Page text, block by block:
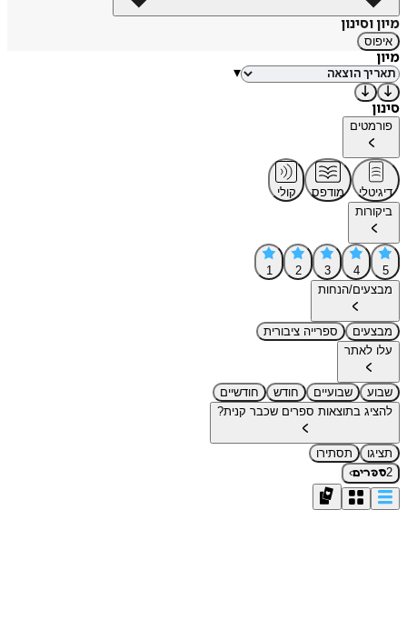
מיון וסינון
איפוס
מיון
▾
סינון
פורמטים
דיגיטלי מודפס
קולי
ביקורות
5
4
3
2
1
מבצעים/הנחות
מבצעים
ספרייה ציבורית
עלו לאתר
שבוע שבועיים חודש
חודשיים
להציג בתוצאות ספרים שכבר קנית?
תציגו
תסתירו
2ספרים›